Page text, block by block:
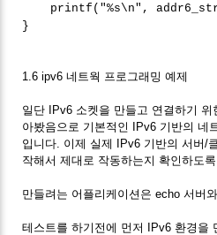
printf("%s\n",
}
1.6 ipv6 네트웍 프로그래밍 예제
일단 IPv6 소켓을 만들고 연결하기
아봤음으로 기본적인 IPv6 기반의 네
입니다. 이제 실제 IPv6 기반의 서버/
작해서 제대로 작동하는지 확인하도
만들려는 어플리케이션은 echo 서버
테스트를 하기전에 먼저 IPv6 환경을